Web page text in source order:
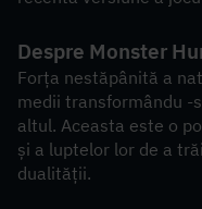
Despre Monster
Forța nestăpânită a
medii transformându -
altul. Aceasta este o
și a luptelor lor de a
dualității.